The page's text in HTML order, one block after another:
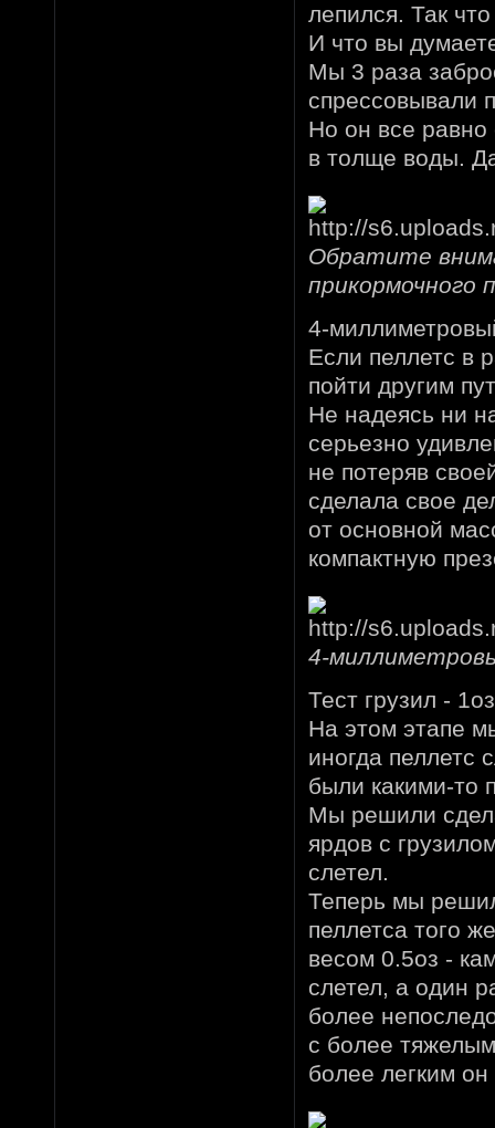
лепился. Так
И что вы
Мы 3 раза
спрессовывали
Но он все равно
в толще воды.
Обратите
прикормочного
4-
Если пеллетс в
пойти другим
Не надеясь ни
серьезно
не потеряв
сделала свое
от основной
компактную
4-
Тест грузил -
На этом этапе
иногда пеллетс
были какими-то
Мы решили
ярдов с
слетел.
Теперь мы
пеллетса того
весом 0.5оз -
слетел, а один
более
с более
более легким